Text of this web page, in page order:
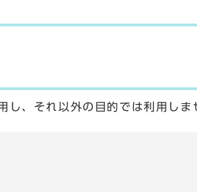
、それ以外の目的では利用しま